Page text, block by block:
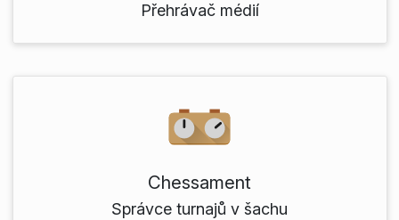
Přehrávač médií
Chessament
Správce turnajů v šachu